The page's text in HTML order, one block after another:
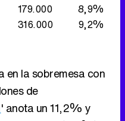
de
' anota un 11,2% y
15:00
2
con un 20,1%.
en el doble
21:00 ' firma un